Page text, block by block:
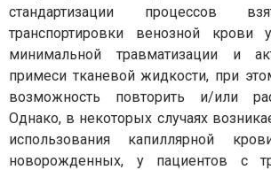
стандартизации процессов
транспортировки венозной крови
минимальной травматизации и
примеси тканевой жидкости, при
возможность повторить и/или
Однако, в некоторых случаях
использования капиллярной
новорожденных, у пациентов с